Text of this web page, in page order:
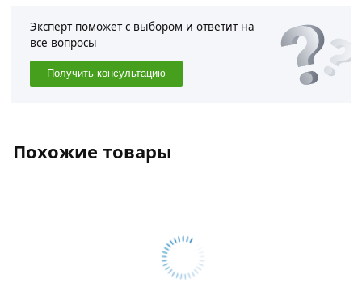
Эксперт поможет с выбором и ответит на
все вопросы
Получить консультацию
Похожие товары